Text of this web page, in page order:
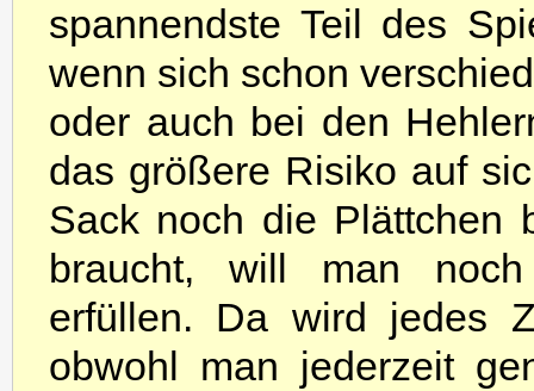
spannendste Teil des
wenn sich schon
oder auch bei den
das größere Risiko auf
Sack noch die Plättchen
braucht, will man noch
erfüllen. Da wird jedes
obwohl man jederzeit